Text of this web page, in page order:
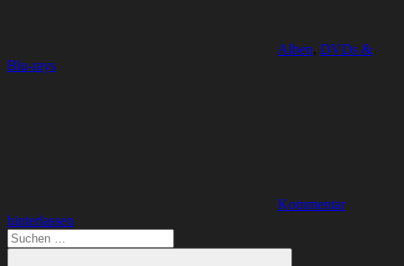
Alben, DVDs &
Blu-rays
Kommentar
hinterlassen
Suchen
nach: